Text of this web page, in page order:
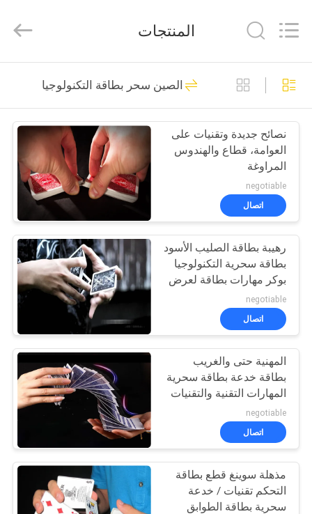
منزل
المنتجات
حول
جولة
المعمل
ضبط
الجودة
اتصل
طلب
اقتباس
Cheat
Center.
Reserved.
أوراق اللعب ملحوظة
34
بطاقات ملحوظ
العدسات اللاصقة
34
لعبة البوكر محلل
54
المنتجات
الصين سحر بطاقة التكنولوجيا
نصائح جديدة وتقنيات على
العوامة، قطاع والهندوس
المراوغة
negotiable
اتصال
رهيبة بطاقة الصليب الأسود
بطاقة سحرية التكنولوجيا
بوكر مهارات بطاقة لعرض
ماجيك
negotiable
اتصال
المهنية حتى والغريب
بطاقة خدعة بطاقة سحرية
المهارات التقنية والتقنيات
negotiable
اتصال
مذهلة سوينغ قطع بطاقة
التحكم تقنيات / خدعة
سحرية بطاقة الطوابق